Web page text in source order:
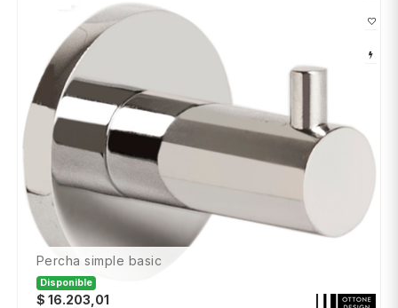
percha simple basic
Disponible
$ 16.203,01